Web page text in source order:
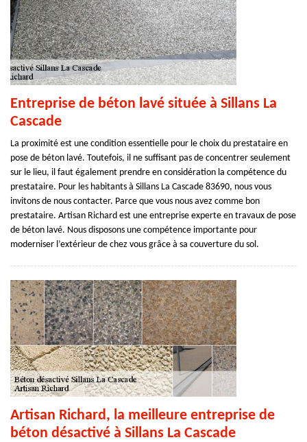
Entreprise de béton lavé située à Sillans La
Cascade
La proximité est une condition essentielle pour le choix du prestataire en
pose de béton lavé. Toutefois, il ne suffisant pas de concentrer seulement
sur le lieu, il faut également prendre en considération la compétence du
prestataire. Pour les habitants à Sillans La Cascade 83690, nous vous
invitons de nous contacter. Parce que vous nous avez comme bon
prestataire. Artisan Richard est une entreprise experte en travaux de pose
de béton lavé. Nous disposons une compétence importante pour
moderniser l’extérieur de chez vous grâce à sa couverture du sol.
Artisan Richard, la meilleure entreprise de
béton désactivé à Sillans La Cascade